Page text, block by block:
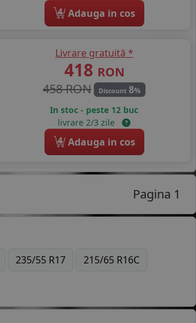
4 Adauga in cos
Livrare gratuită *
418 RON
458 RON
Discount8%
In stoc - peste 12 buc
livrare 2/3 zile
4 Adauga in cos
Pagina 1
235/55 R17
215/65 R16C